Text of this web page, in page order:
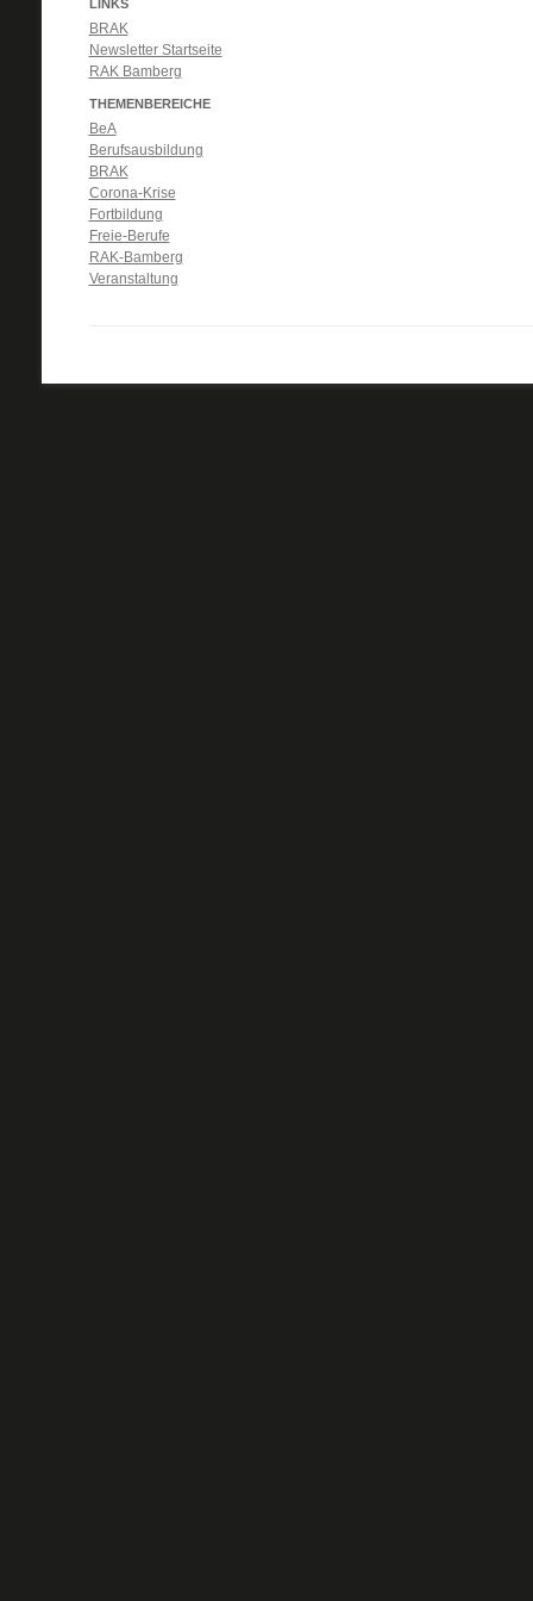
LINKS
BRAK
Newsletter Startseite
RAK Bamberg
THEMENBEREICHE
BeA
Berufsausbildung
BRAK
Corona-Krise
Fortbildung
Freie-Berufe
RAK-Bamberg
Veranstaltung